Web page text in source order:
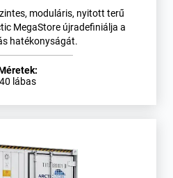
moduláris, nyitott terű
MegaStore újradefiniálja a
hatékonyságát.
40 lábas